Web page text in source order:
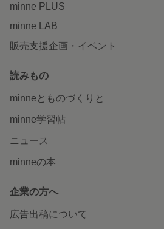
minne PLUS
minne LAB
販売支援企画・イベント
読みもの
minneとものづくりと
minne学習帖
ニュース
minneの本
企業の方へ
広告出稿について